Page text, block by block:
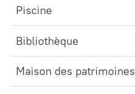
Piscine
Bibliothèque
Maison des patrimoines